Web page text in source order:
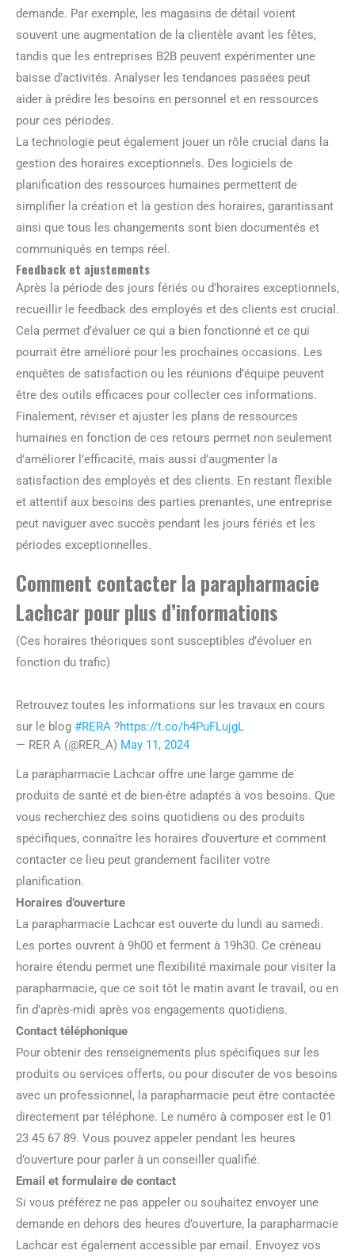
demande. Par exemple, les magasins de détail voient
souvent une augmentation de la clientèle avant les fêtes,
tandis que les entreprises B2B peuvent expérimenter une
baisse d’activités. Analyser les tendances passées peut
aider à prédire les besoins en personnel et en ressources
pour ces périodes.
La technologie peut également jouer un rôle crucial dans la
gestion des horaires exceptionnels. Des logiciels de
planification des ressources humaines permettent de
simplifier la création et la gestion des horaires, garantissant
ainsi que tous les changements sont bien documentés et
communiqués en temps réel.
Feedback et ajustements
Après la période des jours fériés ou d’horaires exceptionnels,
recueillir le feedback des employés et des clients est crucial.
Cela permet d’évaluer ce qui a bien fonctionné et ce qui
pourrait être amélioré pour les prochaines occasions. Les
enquêtes de satisfaction ou les réunions d’équipe peuvent
être des outils efficaces pour collecter ces informations.
Finalement, réviser et ajuster les plans de ressources
humaines en fonction de ces retours permet non seulement
d’améliorer l’efficacité, mais aussi d’augmenter la
satisfaction des employés et des clients. En restant flexible
et attentif aux besoins des parties prenantes, une entreprise
peut naviguer avec succès pendant les jours fériés et les
périodes exceptionnelles.
Comment contacter la parapharmacie
Lachcar pour plus d’informations
(Ces horaires théoriques sont susceptibles d’évoluer en
fonction du trafic)
Retrouvez toutes les informations sur les travaux en cours
sur le blog #RERA ?https://t.co/h4PuFLujgL
— RER A (@RER_A) May 11, 2024
La parapharmacie Lachcar offre une large gamme de
produits de santé et de bien-être adaptés à vos besoins. Que
vous recherchiez des soins quotidiens ou des produits
spécifiques, connaître les horaires d’ouverture et comment
contacter ce lieu peut grandement faciliter votre
planification.
Horaires d’ouverture
La parapharmacie Lachcar est ouverte du lundi au samedi.
Les portes ouvrent à 9h00 et ferment à 19h30. Ce créneau
horaire étendu permet une flexibilité maximale pour visiter la
parapharmacie, que ce soit tôt le matin avant le travail, ou en
fin d’après-midi après vos engagements quotidiens.
Contact téléphonique
Pour obtenir des renseignements plus spécifiques sur les
produits ou services offerts, ou pour discuter de vos besoins
avec un professionnel, la parapharmacie peut être contactée
directement par téléphone. Le numéro à composer est le 01
23 45 67 89. Vous pouvez appeler pendant les heures
d’ouverture pour parler à un conseiller qualifié.
Email et formulaire de contact
Si vous préférez ne pas appeler ou souhaitez envoyer une
demande en dehors des heures d’ouverture, la parapharmacie
Lachcar est également accessible par email. Envoyez vos